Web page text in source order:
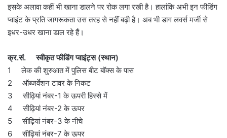
इसके अलावा कहीं भी खाना डालने पर रोक लगा रखी है। हालांकि अभी इन फीडिंग
प्वाइंट के प्रति जागरूकता उस तरह से नहीं बढ़ी है। अब भी डाग लवर्स मर्जी से
इधर-उधर खाना डाल रहे हैं।
क्र.सं. स्वीकृत फीडिंग प्वाइंट्स (स्थान)
1 लेक की शुरुआत में पुलिस बीट बॉक्स के पास
2 ऑब्जर्वेशन टावर के निकट
3 सीढ़ियां नंबर-1 के ऊपरी हिस्से में
4 सीढ़ियां नंबर-2 के ऊपर
5 सीढ़ियां नंबर-3 के नीचे
6 सीढ़ियां नंबर-7 के ऊपर